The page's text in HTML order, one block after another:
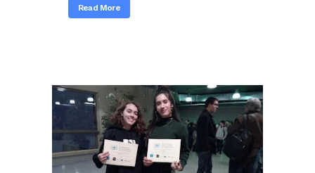
Read More